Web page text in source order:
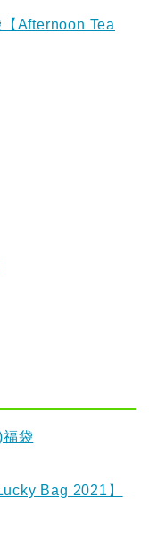
Afternoon Tea
袋
Bag 2021】